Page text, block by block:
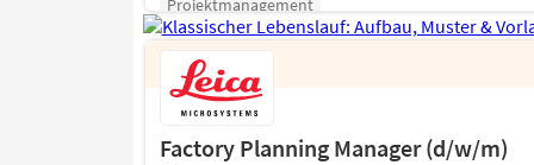
Projektmanagement
Factory Planning Manager (d/w/m)